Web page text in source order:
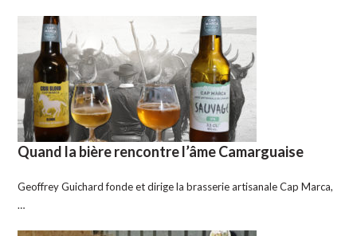
Quand la bière rencontre l’âme Camarguaise
Geoffrey Guichard fonde et dirige la brasserie artisanale Cap Marca,
…